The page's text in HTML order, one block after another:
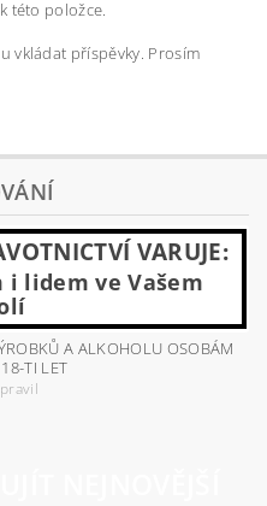
této položce.
vkládat příspěvky. Prosím
VARUJE:
i lidem ve Vašem
A ALKOHOLU OSOBÁM
TI LET